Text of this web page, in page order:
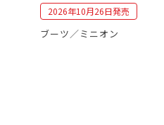
2026年10月26日発売
ブーツ／ミニオン